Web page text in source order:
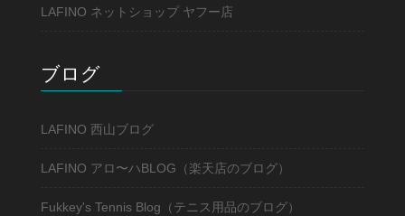
LAFINO ネットショップ ヤフー店
ブログ
LAFINO 西山ブログ
LAFINO アロ〜ハBLOG（楽天店のブログ）
Fukkey's Tennis Blog（テニス用品のブログ）